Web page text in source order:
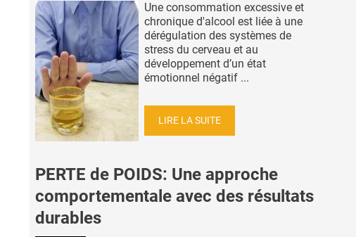
Une consommation excessive et
chronique d'alcool est liée à une
dérégulation des systèmes de
stress du cerveau et au
développement d’un état
émotionnel négatif ...
LIRE LA SUITE
PERTE de POIDS: Une approche
comportementale avec des résultats
durables